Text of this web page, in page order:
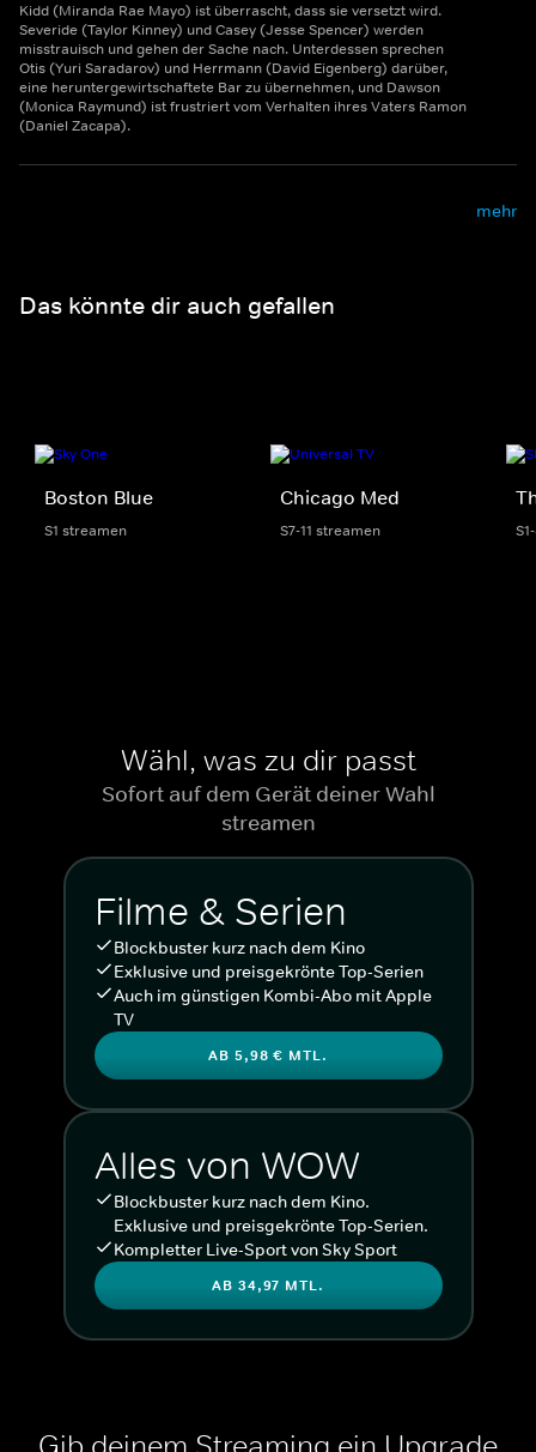
Kidd (Miranda Rae Mayo) ist überrascht, dass sie versetzt wird.
Severide (Taylor Kinney) und Casey (Jesse Spencer) werden
misstrauisch und gehen der Sache nach. Unterdessen sprechen
Otis (Yuri Saradarov) und Herrmann (David Eigenberg) darüber,
eine heruntergewirtschaftete Bar zu übernehmen, und Dawson
(Monica Raymund) ist frustriert vom Verhalten ihres Vaters Ramon
(Daniel Zacapa).
mehr
Das könnte dir auch gefallen
Boston Blue
S1 streamen
Chicago Med
S7-11 streamen
Wähl, was zu dir passt
Sofort auf dem Gerät deiner Wahl
streamen
Filme & Serien
Blockbuster kurz nach dem Kino
Exklusive und preisgekrönte Top-Serien
Auch im günstigen Kombi-Abo mit Apple
TV
AB 5,98 € MTL.
Alles von WOW
Blockbuster kurz nach dem Kino.
Exklusive und preisgekrönte Top-Serien.
Kompletter Live-Sport von Sky Sport
AB 34,97 MTL.
Gib deinem Streaming ein Upgrade